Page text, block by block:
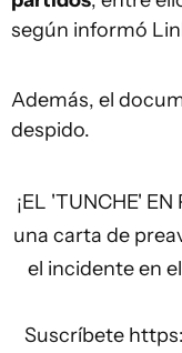
según informó
Además, el
despido.
¡EL 'TUNCHE'
una carta de
el incidente en
Suscríbete